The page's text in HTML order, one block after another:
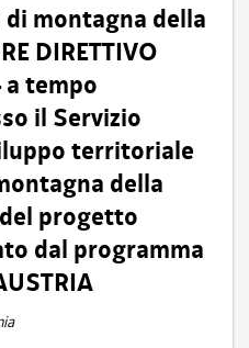
montagna della
DIRETTIVO
a tempo
il Servizio
territoriale
della
progetto
dal programma